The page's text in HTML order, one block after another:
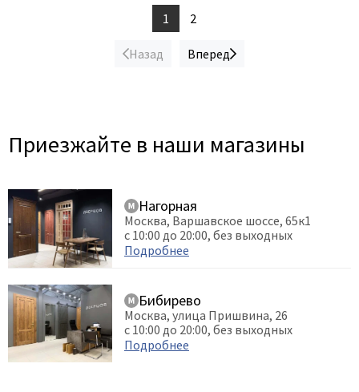
Назад
1 2
Вперед
Приезжайте в наши магазины
Нагорная
Москва, Варшавское шоссе, 65к1
с 10:00 до 20:00, без выходных
Подробнее
Бибирево
Москва, улица Пришвина, 26
с 10:00 до 20:00, без выходных
Подробнее